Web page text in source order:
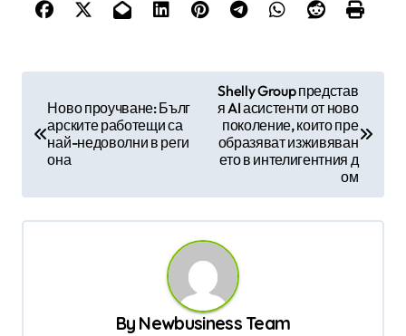
в
г
Ново проучване: Бълг
арските работещи са
най-недоволни в реги
она
Shelly Group представ
я AI асистенти от ново
поколение, които пре
образяват изживяван
ето в интелигентния д
ом
By Newbusiness Team